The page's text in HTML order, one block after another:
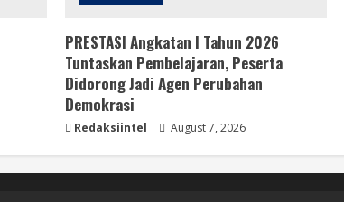
PRESTASI Angkatan I Tahun 2026
Tuntaskan Pembelajaran, Peserta
Didorong Jadi Agen Perubahan
Demokrasi
Redaksiintel August 7, 2026